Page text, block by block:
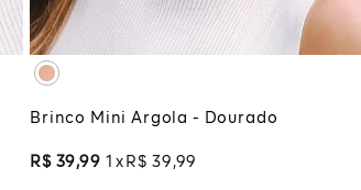
ADICIONAR À SACOLA
Brinco Mini Argola - Dourado
R$ 39,99 1 R$ 39 ,99